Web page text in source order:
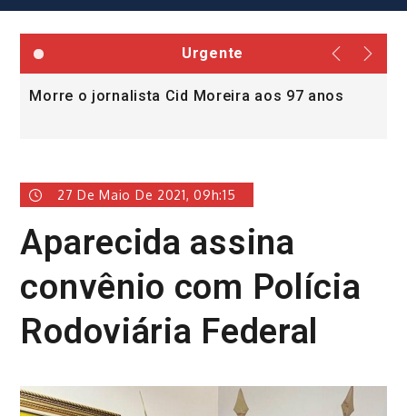
Urgente
Morre o jornalista Cid Moreira aos 97 anos
27 De Maio De 2021, 09h:15
Aparecida assina
convênio com Polícia
Rodoviária Federal